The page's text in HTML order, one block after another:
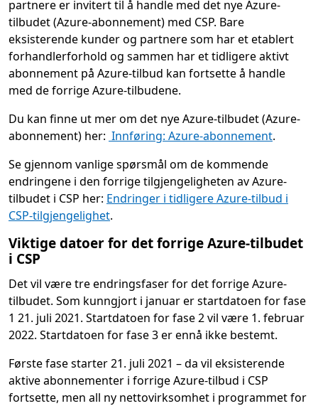
partnere er invitert til å handle med det nye Azure-
tilbudet (Azure-abonnement) med CSP. Bare
eksisterende kunder og partnere som har et etablert
forhandlerforhold og sammen har et tidligere aktivt
abonnement på Azure-tilbud kan fortsette å handle
med de forrige Azure-tilbudene.
Du kan finne ut mer om det nye Azure-tilbudet (Azure-
abonnement) her: Innføring: Azure-abonnement.
Se gjennom vanlige spørsmål om de kommende
endringene i den forrige tilgjengeligheten av Azure-
tilbudet i CSP her: Endringer i tidligere Azure-tilbud i
CSP-tilgjengelighet.
Viktige datoer for det forrige Azure-tilbudet
i CSP
Det vil være tre endringsfaser for det forrige Azure-
tilbudet. Som kunngjort i januar er startdatoen for fase
1 21. juli 2021. Startdatoen for fase 2 vil være 1. februar
2022. Startdatoen for fase 3 er ennå ikke bestemt.
Første fase starter 21. juli 2021 – da vil eksisterende
aktive abonnementer i forrige Azure-tilbud i CSP
fortsette, men all ny nettovirksomhet i programmet for